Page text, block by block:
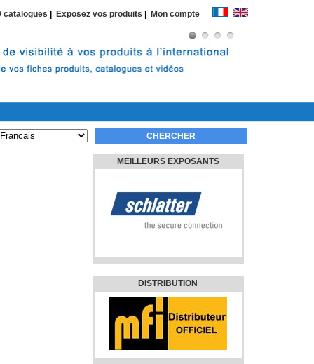
catalogues Exposez vos produits Mon compte
MEILLEURS EXPOSANTS
DISTRIBUTION